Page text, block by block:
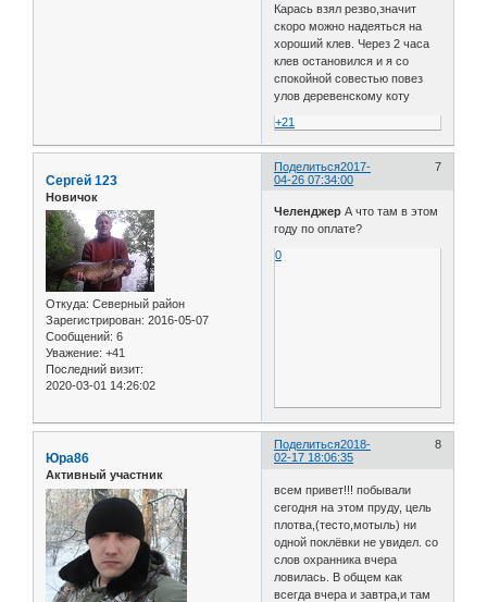
Карась взял резво,значит
скоро можно надеяться на
хороший клев. Через 2 часа
клев остановился и я со
спокойной совестью повез
улов деревенскому коту
+21
Поделиться 7
2017-
04-26 07:34:00
Сергей 123
Новичок
Откуда: Северный район
Зарегистрирован: 2016-05-07
Сообщений: 6
Уважение: +41
Последний визит:
2020-03-01 14:26:02
Челенджер А что там в этом
году по оплате?
0
Поделиться 8
2018-
02-17 18:06:35
Юра86
Активный участник
всем привет!!! побывали
сегодня на этом пруду, цель
плотва,(тесто,мотыль) ни
одной поклёвки не увидел. со
слов охранника вчера
ловилась. В общем как
всегда вчера и завтра,и там